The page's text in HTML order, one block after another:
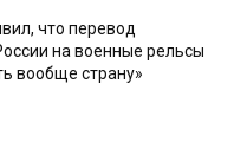
что перевод
на военные рельсы
вообще страну»